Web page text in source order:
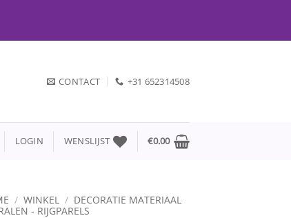
CONTACT +31 652314508
LOGIN WENSLIJST €0.00
/ WINKEL / DECORATIE MATERIAAL
- RIJGPARELS